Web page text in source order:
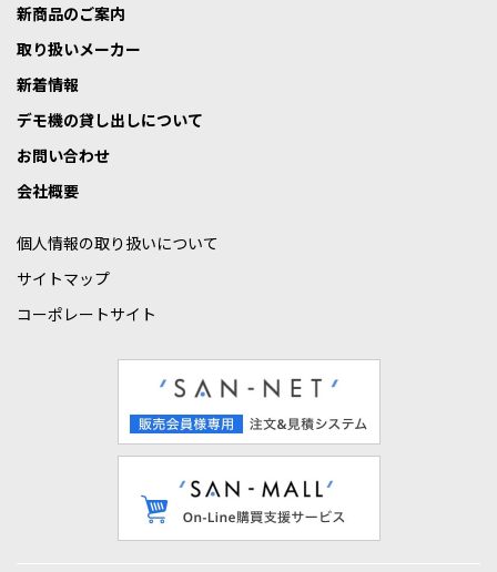
新商品のご案内
取り扱いメーカー
新着情報
デモ機の貸し出しについて
お問い合わせ
会社概要
個人情報の取り扱いについて
サイトマップ
コーポレートサイト